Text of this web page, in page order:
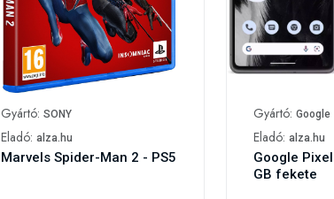
Gyártó: SONY
Eladó: alza.hu
Marvels Spider-Man 2 - PS5
Gyártó: Google
Eladó: alza.hu
Google
GB fekete